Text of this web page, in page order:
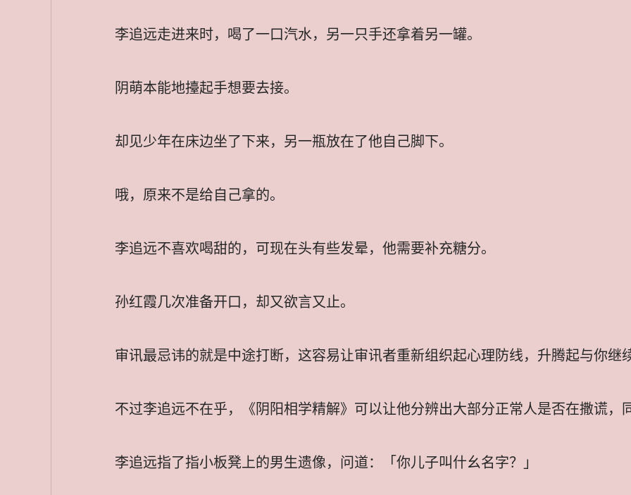
李追远走进来时，喝了一口汽水，另一只手还拿着另一罐。
阴萌本能地擡起手想要去接。
却见少年在床边坐了下来，另一瓶放在了他自己脚下。
哦，原来不是给自己拿的。
李追远不喜欢喝甜的，可现在头有些发晕，他需要补充糖分。
孙红霞几次准备开口，却又欲言又止。
审讯最忌讳的就是中途打断，这容易让审讯者重新组织起心理防线，升腾起与你继
不过李追远不在乎，《阴阳相学精解》可以让他分辨出大部分正常人是否在撒谎，
李追远指了指小板凳上的男生遗像，问道：「你儿子叫什幺名字？」